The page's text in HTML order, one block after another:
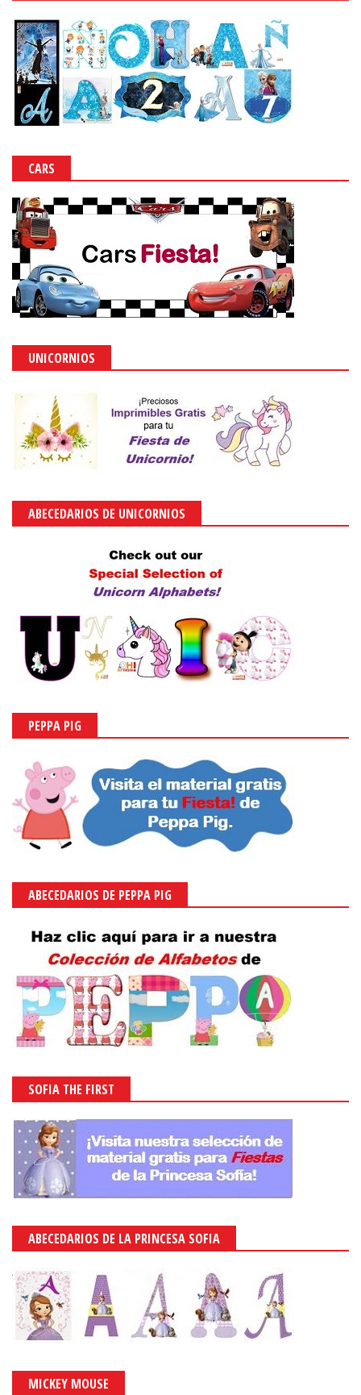
CARS
UNICORNIOS
ABECEDARIOS DE UNICORNIOS
PEPPA PIG
ABECEDARIOS DE PEPPA PIG
SOFIA THE FIRST
ABECEDARIOS DE LA PRINCESA SOFIA
MICKEY MOUSE